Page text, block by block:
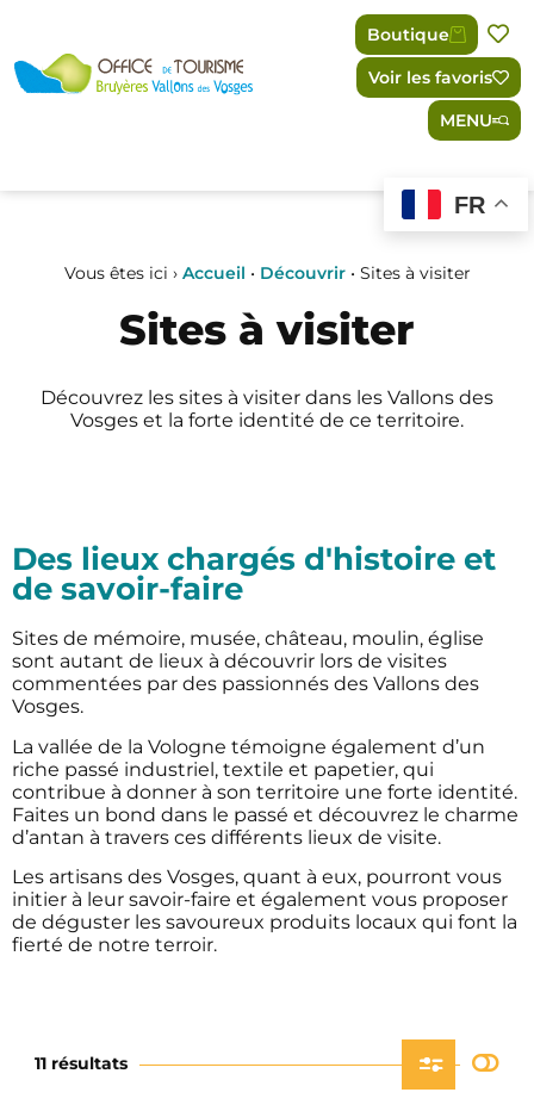
Boutique
Voir les favoris
MENU
FR
Vous êtes ici › Accueil • Découvrir• Sites à visiter
Sites à visiter
Découvrez les sites à visiter dans les Vallons des
Vosges et la forte identité de ce territoire.
Des lieux chargés d'histoire et
de savoir-faire
Sites de mémoire, musée, château, moulin, église
sont autant de lieux à découvrir lors de visites
commentées par des passionnés des Vallons des
Vosges.
La vallée de la Vologne témoigne également d’un
riche passé industriel, textile et papetier, qui
contribue à donner à son territoire une forte identité.
Faites un bond dans le passé et découvrez le charme
d’antan à travers ces différents lieux de visite.
Les artisans des Vosges, quant à eux, pourront vous
initier à leur savoir-faire et également vous proposer
de déguster les savoureux produits locaux qui font la
fierté de notre terroir.
11 résultats